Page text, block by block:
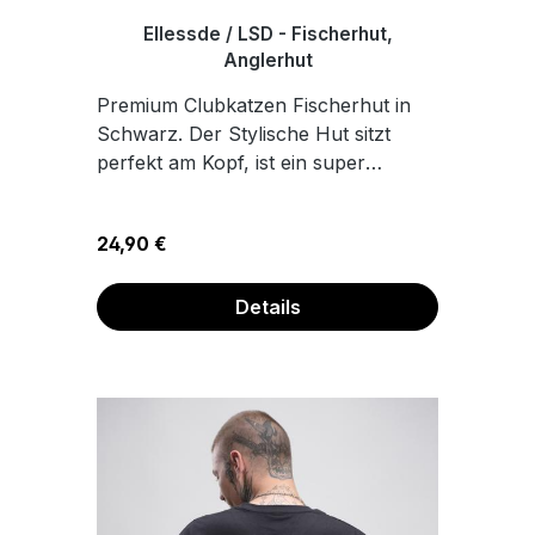
Ellessde / LSD - Fischerhut,
Anglerhut
Premium Clubkatzen Fischerhut in
Schwarz. Der Stylische Hut sitzt
perfekt am Kopf, ist ein super
des innenliegenden
Baumwolle Hochwertiger Transfer
Druck
Regulärer Preis:
24,90 €
Details